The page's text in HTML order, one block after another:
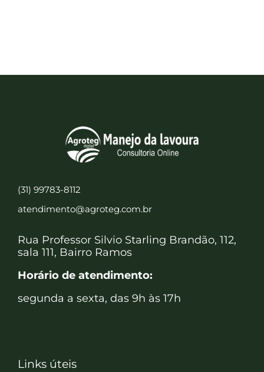
(31) 99783-8112
atendimento@agroteg.com.br
Rua Professor Silvio Starling Brandão, 112,
sala 111, Bairro Ramos
Horário de atendimento:
segunda a sexta, das 9h às 17h
Links úteis